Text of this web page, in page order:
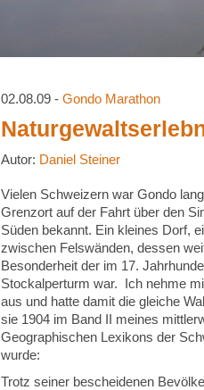
02.08.09 - Gondo Marathon
Autor: Daniel Steiner
Vielen Schweizern war Gondo
Grenzort auf der Fahrt über den
Süden bekannt. Ein kleines Dorf,
zwischen Felswänden, dessen
Besonderheit der im 17.
Stockalperturm war. Ich nehme
aus und hatte damit die gleiche
sie 1904 im Band II meines
Geographischen Lexikons der
wurde:
Trotz seiner bescheidenen